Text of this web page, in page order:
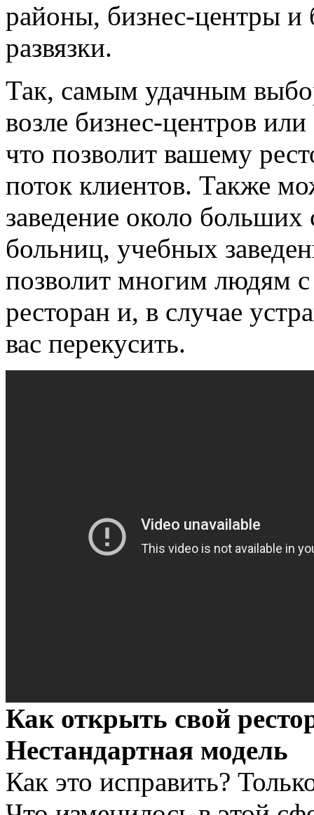
районы, бизнес-центры и
развязки.
Так, самым удачным
возле бизнес-центров
что позволит вашему
поток клиентов. Также
заведение около
больниц, учебных
позволит многим людям
ресторан и, в случае
вас перекусить.
Как открыть свой
Нестандартная модель
Как это исправить?